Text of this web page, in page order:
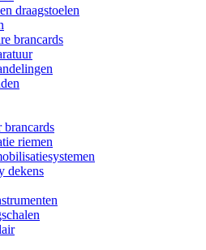
draagstoelen
brancards
brancards
riemen
dekens